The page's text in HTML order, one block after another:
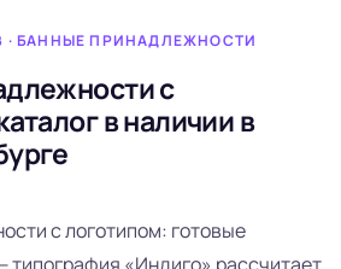
· БАННЫЕ ПРИНАДЛЕЖНОСТИ
с
в наличии в
с логотипом: готовые